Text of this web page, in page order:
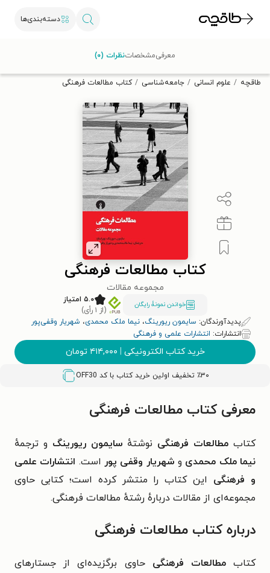
دسته‌بندی‌ها
تخفیف از طاقچه دریافت کن.
طاقچه علوم انسانی جامعه‌شناسی کتاب مطالعات فرهنگی
کتاب مطالعات فرهنگی
مجموعه مقالات
خواندن نمونۀ رایگان
۵.۰ امتیاز
(از ۱ رأی)
پدیدآورندگان: سایمون ریورینگ، نیما ملک محمدی، شهریار وقفی‌پور
انتشارات: انتشارات علمی و فرهنگی
خرید کتاب الکترونیکی | ۴۱۴,۰۰۰ تومان
٪۳۰ تخفیف اولین خرید کتاب با کد OFF30
معرفیمشخصاتنظرات (۰)
معرفی کتاب مطالعات فرهنگی
کتابمطالعات فرهنگی نوشتهٔ سایمون ریورینگ و ترجمهٔ
نیما ملک محمدی وشهریار وقفی‌ پور است. انتشارات علمی
و فرهنگی این کتاب را منتشر کرده است؛ کتابی حاوی
مجموعه‌ای از مقالات دربارهٔ رشتهٔ مطالعات فرهنگی.
درباره کتاب مطالعات فرهنگی
کتابمطالعات فرهنگی حاوی برگزیده‌ای از جستارهای